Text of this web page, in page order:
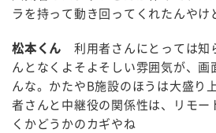
ラを持って動き回ってくれたんや
松本くん 利用者さんにとっては知
んとなくよそよそしい雰囲気が、画
んな。かたやB施設のほうは大盛り
者さんと中継役の関係性は、リモー
くかどうかのカギやね